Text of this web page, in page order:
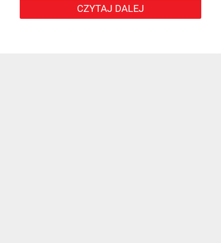
CZYTAJ DALEJ